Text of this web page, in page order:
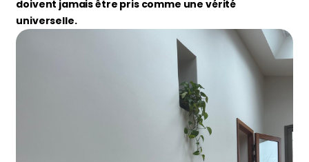
doivent jamais être pris comme une vérité
universelle.